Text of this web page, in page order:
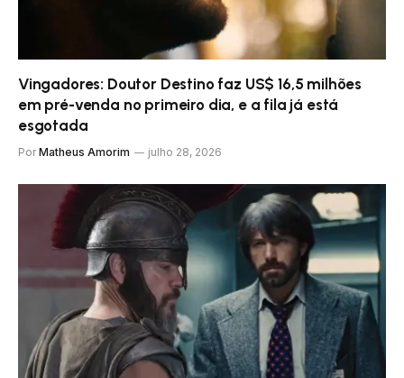
Vingadores: Doutor Destino faz US$ 16,5 milhões
em pré-venda no primeiro dia, e a fila já está
esgotada
Por Matheus Amorim julho 28, 2026